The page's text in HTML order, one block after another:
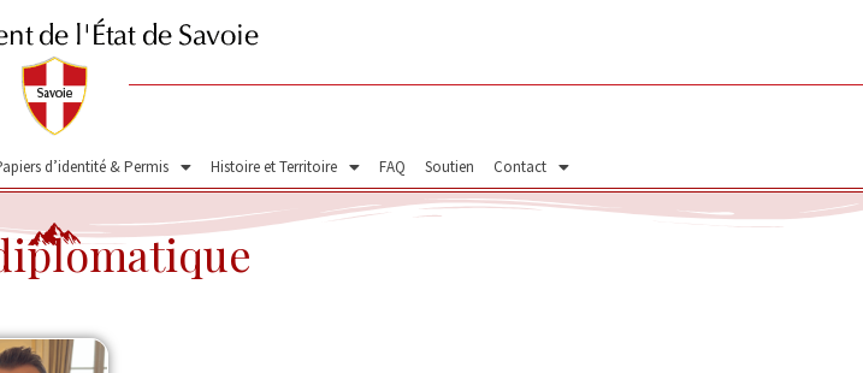
d’identité & Permis Histoire et Territoire FAQ Soutien Contact